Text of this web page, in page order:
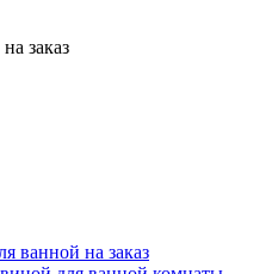
заказ
ванной на заказ